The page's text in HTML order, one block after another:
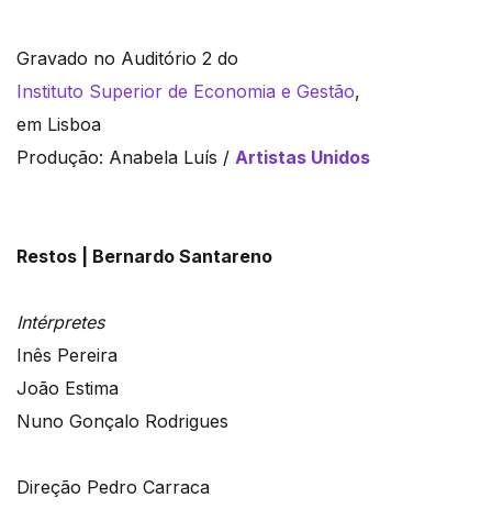
Gravado no Auditório 2 do
Instituto Superior de Economia e Gestão,
em Lisboa
Produção: Anabela Luís / Artistas Unidos
Restos | Bernardo Santareno
Intérpretes
Inês Pereira
João Estima
Nuno Gonçalo Rodrigues
Direção Pedro Carraca